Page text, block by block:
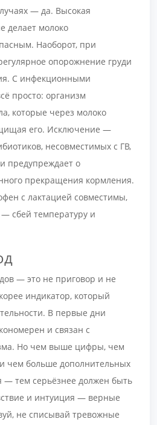
— да. Высокая
делает молоко
Наоборот, при
опорожнение груди
С инфекционными
просто: организм
которые через молоко
его. Исключение —
несовместимых с ГВ,
предупреждает о
прекращения кормления.
с лактацией совместимы,
сбей температуру и
— это не приговор и не
индикатор, который
В первые дни
и связан с
Но чем выше цифры, чем
чем больше дополнительных
— тем серьёзнее должен быть
и интуиция — верные
не списывай тревожные